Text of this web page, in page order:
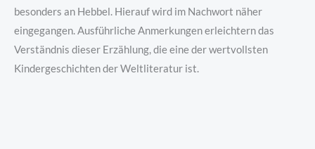
besonders an Hebbel. Hierauf wird im Nachwort näher
eingegangen. Ausführliche Anmerkungen erleichtern das
Verständnis dieser Erzählung, die eine der wertvollsten
Kindergeschichten der Weltliteratur ist.